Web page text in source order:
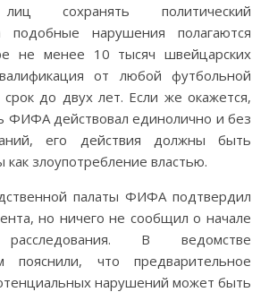
сохранять политический
подобные нарушения полагаются
не менее 10 тысяч швейцарских
от любой футбольной
срок до двух лет. Если же окажется,
ФИФА действовал единолично и без
его действия должны быть
злоупотребление властью.
палаты ФИФА подтвердил
но ничего не сообщил о начале
расследования. В ведомстве
пояснили, что предварительное
нарушений может быть